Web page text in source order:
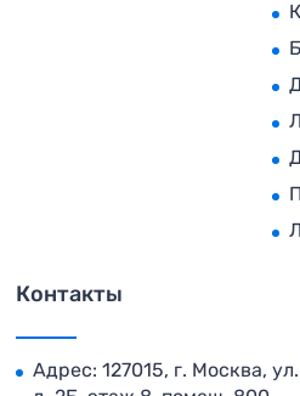
Контакты
Адрес: 127015, г. Москва,